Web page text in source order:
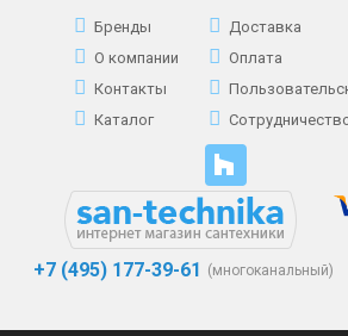
Бренды
О компании
Контакты
Каталог
Доставка
Оплата
+7 (495) 177-39-61 (многоканальный)